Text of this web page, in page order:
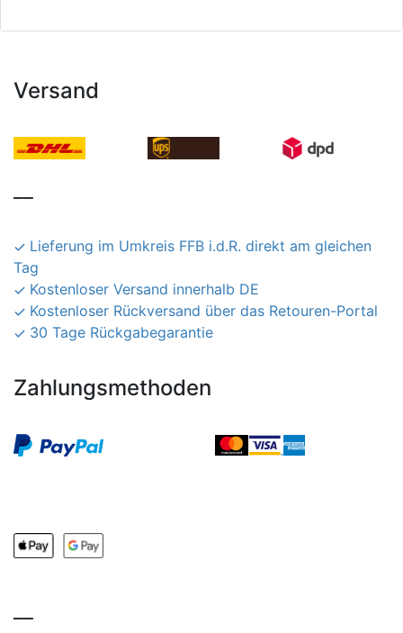
Versand
Lieferung im Umkreis FFB i.d.R. direkt am gleichen
Tag
Kostenloser Versand innerhalb DE
Kostenloser Rückversand über das Retouren-Portal
30 Tage Rückgabegarantie
Zahlungsmethoden